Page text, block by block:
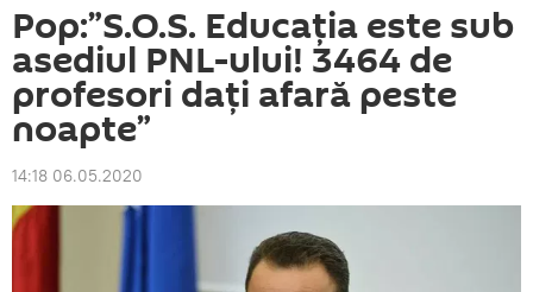
Pop:”S.O.S. Educația este sub
asediul PNL-ului! 3464 de
profesori dați afară peste
noapte”
14:18 06.05.2020